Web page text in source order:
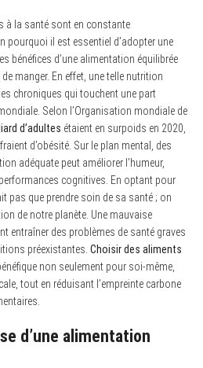
à la santé sont en constante
pourquoi il est essentiel d’adopter une
bénéfices d’une alimentation équilibrée
manger. En effet, une telle nutrition
chroniques qui touchent une part
Selon l’Organisation mondiale de
d’adultes étaient en surpoids en 2020,
d’obésité. Sur le plan mental, des
adéquate peut améliorer l’humeur,
cognitives. En optant pour
pas que prendre soin de sa santé ; on
de notre planète. Une mauvaise
entraîner des problèmes de santé graves
préexistantes. Choisir des aliments
non seulement pour soi-même,
tout en réduisant l’empreinte carbone
d’une alimentation